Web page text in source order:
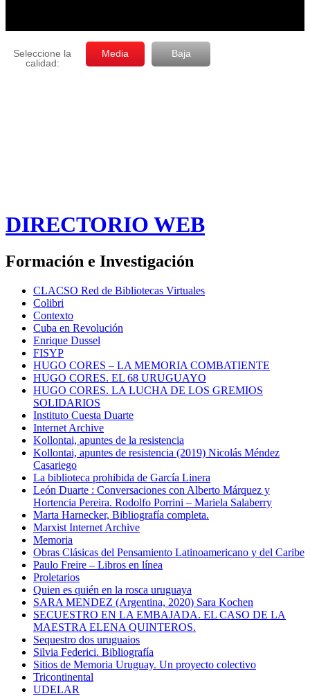
DIRECTORIO WEB
Formación e Investigación
CLACSO Red de Bibliotecas Virtuales
Colibri
Contexto
Cuba en Revolución
Enrique Dussel
FISYP
HUGO CORES – LA MEMORIA COMBATIENTE
HUGO CORES. EL 68 URUGUAYO
HUGO CORES. LA LUCHA DE LOS GREMIOS
SOLIDARIOS
Instituto Cuesta Duarte
Internet Archive
Kollontai, apuntes de la resistencia
Kollontai, apuntes de resistencia (2019) Nicolás Méndez
Casariego
La biblioteca prohibida de García Linera
León Duarte : Conversaciones con Alberto Márquez y
Hortencia Pereira. Rodolfo Porrini – Mariela Salaberry
Marta Harnecker, Bibliografía completa.
Marxist Internet Archive
Memoria
Obras Clásicas del Pensamiento Latinoamericano y del Caribe
Paulo Freire – Libros en línea
Proletarios
Quien es quién en la rosca uruguaya
SARA MENDEZ (Argentina, 2020) Sara Kochen
SECUESTRO EN LA EMBAJADA. EL CASO DE LA
MAESTRA ELENA QUINTEROS.
Sequestro dos uruguaios
Silvia Federici. Bibliografía
Sitios de Memoria Uruguay. Un proyecto colectivo
Tricontinental
UDELAR